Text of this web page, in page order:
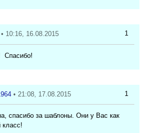
1
• 10:16, 16.08.2015
Спасибо!
1
• 21:08, 17.08.2015
спасибо за шаблоны. Они у Вас как
класс!